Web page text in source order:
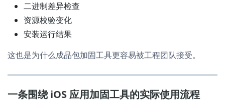
二进制差异检查
资源校验变化
安装运行结果
这也是为什么成品包加固工具更容易被工程团队接受。
一条围绕 iOS 应用加固工具的实际使用流程